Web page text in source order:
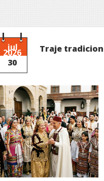
jul
2026
30
Traje